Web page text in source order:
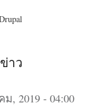
าว
, 2019 - 04:00